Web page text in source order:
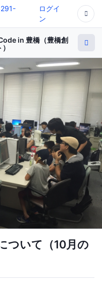
ログイ
ン
in 豊橋（豊橋創
ついて（10月の